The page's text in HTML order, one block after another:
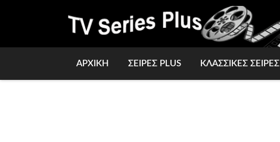
ΑΡΧΙΚΗ ΣΕΙΡΕΣ PLUS ΚΛΑΣΣΙΚΕΣ ΣΕΙΡΕΣ